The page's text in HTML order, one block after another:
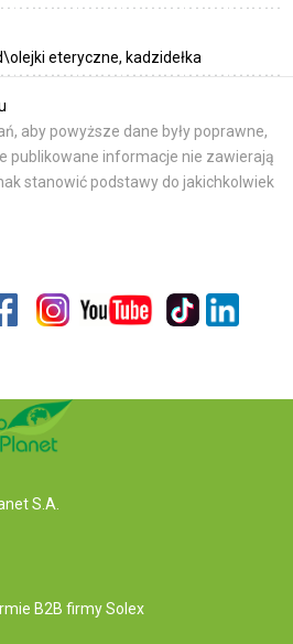
eteryczne, kadzidełka
aby powyższe dane były poprawne,
publikowane informacje nie zawierają
stanowić podstawy do jakichkolwiek
S.A.
B2B firmy Solex